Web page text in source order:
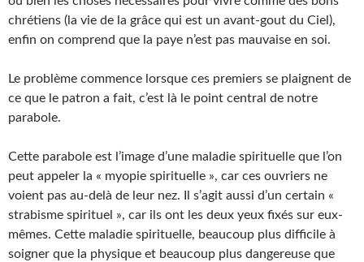
chrétiens (la vie de la grâce qui est un avant-gout du Ciel),
enfin on comprend que la paye n’est pas mauvaise en soi.
Le problème commence lorsque ces premiers se plaignent de
ce que le patron a fait, c’est là le point central de notre
parabole.
Cette parabole est l’image d’une maladie spirituelle que l’on
peut appeler la « myopie spirituelle », car ces ouvriers ne
voient pas au-delà de leur nez. Il s’agit aussi d’un certain «
strabisme spirituel », car ils ont les deux yeux fixés sur eux-
mêmes. Cette maladie spirituelle, beaucoup plus difficile à
soigner que la physique et beaucoup plus dangereuse que